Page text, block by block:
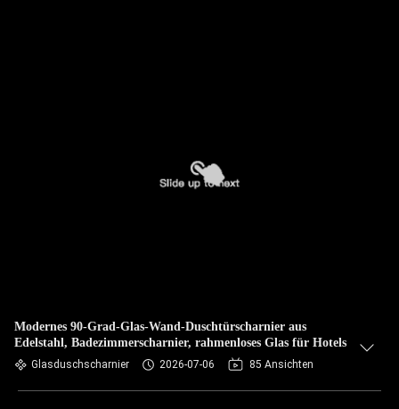
Modernes 90-Grad-Glas-Wand-Duschtürscharnier aus
Edelstahl, Badezimmerscharnier, rahmenloses Glas für Hotels
Glasduschscharnier 2026-07-06 85 Ansichten